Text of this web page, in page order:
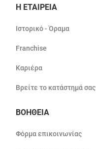
Η ΕΤΑΙΡΕΙΑ
Ιστορικό - Όραμα
Franchise
Καριέρα
Βρείτε το κατάστημά σας
ΒΟΗΘΕΙΑ
Φόρμα επικοινωνίας